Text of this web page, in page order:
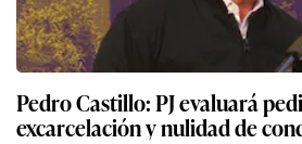
Pedro Castillo: PJ evaluará
excarcelación y nulidad de